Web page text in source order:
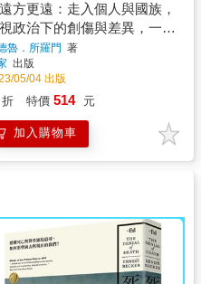
方更遠：走入個人與國族，
政治下的創傷與差異，一場
變革年代的人性之旅
魯．所羅門 著
出版
05/04 出版
折 特價 514 元
加入購物車